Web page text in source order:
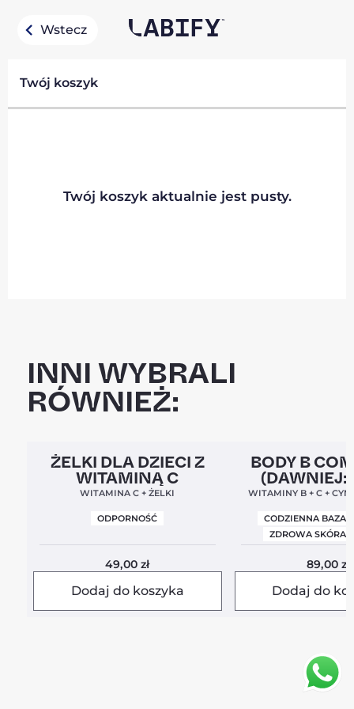
Wstecz
Twój koszyk
Twój koszyk aktualnie jest pusty.
INNI WYBRALI
RÓWNIEŻ:
Clean Label 5,0
ŻELKI DLA DZIECI Z
WITAMINĄ C
WITAMINA C + ŻELKI
ODPORNOŚĆ
49,00zł
Dodaj do koszyka
Clean Label Nowa
BODY B
(DAWNIEJ:
WITAMINY B + C +
CODZIENNA BAZA
ZDROWA SKÓRA I
89,00zł
Dodaj do